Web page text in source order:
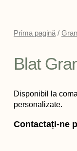
Prima pagină /
Blat
Disponibil la
personalizate.
Contactați-ne